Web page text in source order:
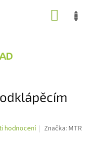
hodnocení Značka:MTR